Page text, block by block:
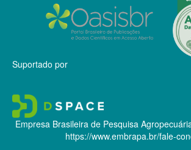
Suportado por
Empresa Brasileira de Pesquisa
https://www.embrapa.br/fale-